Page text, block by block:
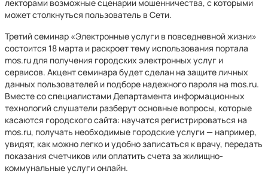
лекторами возможные сценарии мошенничества, с которыми
может столкнуться пользователь в Сети.
Третий семинар «Электронные услуги в повседневной жизни»
состоится 18 марта и раскроет тему использования портала
mos.ru для получения городских электронных услуг и
сервисов. Акцент семинара будет сделан на защите личных
данных пользователей и подборе надежного пароля на mos.ru.
Вместе со специалистами Департамента информационных
технологий слушатели разберут основные вопросы, которые
касаются городского сайта: научатся регистрироваться на
mos.ru, получать необходимые городские услуги — например,
увидят, как можно легко и удобно записаться к врачу, передать
показания счетчиков или оплатить счета за жилищно-
коммунальные услуги онлайн.